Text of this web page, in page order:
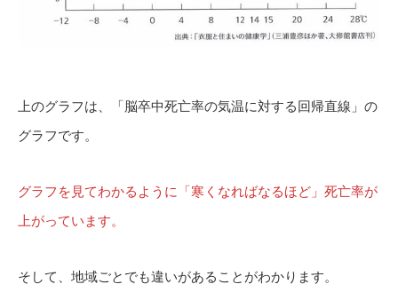
上のグラフは、「脳卒中死亡率の気温に対する回帰直線」の
グラフです。
グラフを見てわかるように「寒くなればなるほど」死亡率が
上がっています。
そして、地域ごとでも違いがあることがわかります。